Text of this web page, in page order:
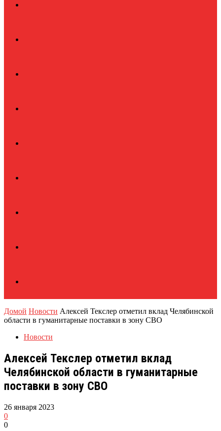
Домой Новости Алексей Текслер отметил вклад Челябинской
области в гуманитарные поставки в зону СВО
Новости
Алексей Текслер отметил вклад
Челябинской области в гуманитарные
поставки в зону СВО
26 января 2023
0
0